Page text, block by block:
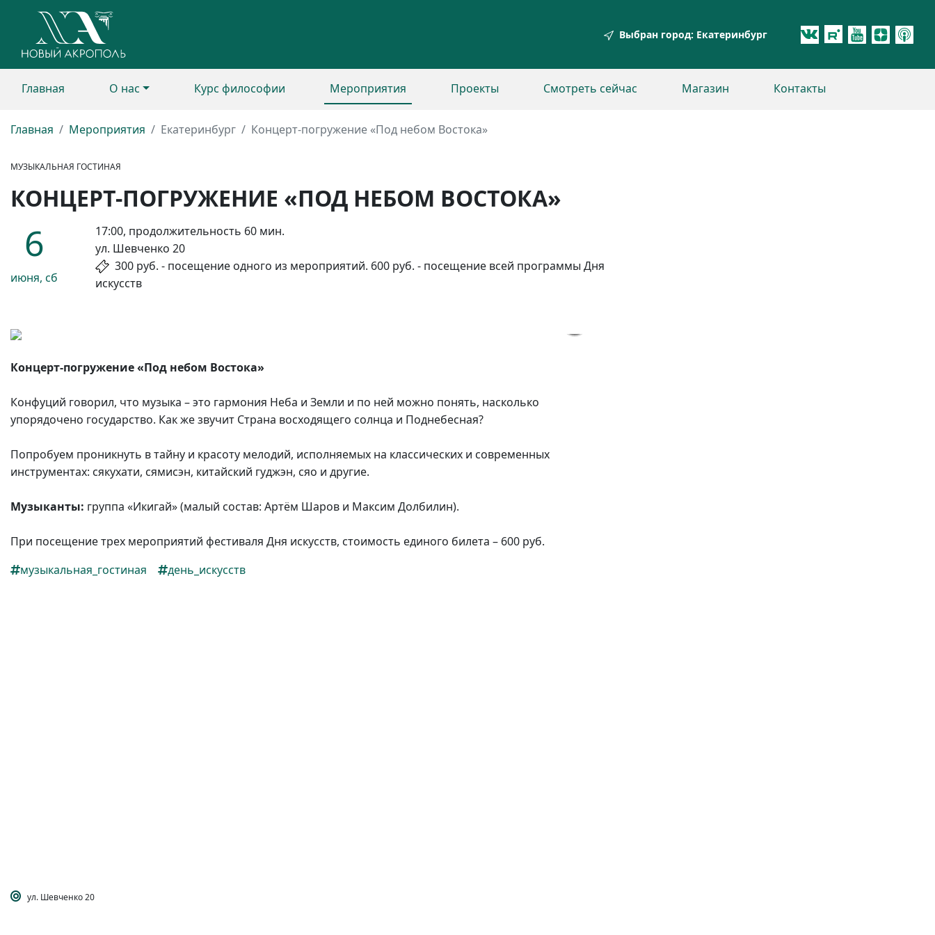
Выбран город: Екатеринбург
Главная О нас Курс философии Мероприятия Проекты Смотреть сейчас Магазин Контакты
Главная Мероприятия Екатеринбург Концерт-погружение «Под небом Востока»
МУЗЫКАЛЬНАЯ ГОСТИНАЯ
КОНЦЕРТ-ПОГРУЖЕНИЕ «ПОД НЕБОМ ВОСТОКА»
6
июня, сб
17:00, продолжительность 60 мин.
ул. Шевченко 20
300 руб. - посещение одного из мероприятий. 600 руб. - посещение всей программы Дня
искусств
Концерт-погружение«Под небом Востока»
Конфуций говорил, что музыка – это гармония Неба и Земли и по ней можно понять, насколько
упорядочено государство. Как же звучит Страна восходящего солнца и Поднебесная?
Попробуем проникнуть в тайну и красоту мелодий, исполняемых на классических и современных
инструментах: сякухати, сямисэн, китайский гуджэн, сяо и другие.
Музыканты: группа «Икигай» (малый состав: Артём Шаров и Максим Долбилин).
При посещение трех мероприятий фестиваля Дня искусств, стоимость единого билета – 600 руб.
музыкальная_гостиная
день_искусств
ул. Шевченко 20